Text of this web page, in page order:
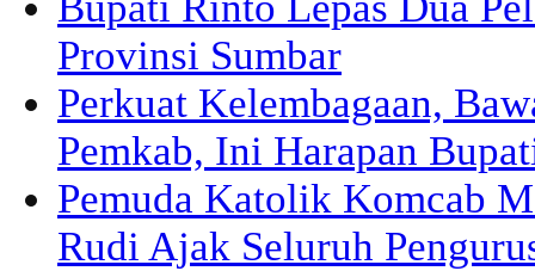
Provinsi Sumbar
Perkuat Kelembagaan,
Pemkab, Ini Harapan
Pemuda Katolik Komcab
Rudi Ajak Seluruh